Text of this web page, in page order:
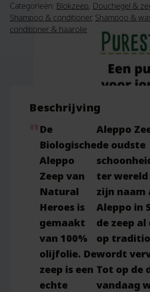
Categorieën: Blokzeep, Douchegel &
Shampoo & conditioner, Shampoo &
conditioner & haarolie
Beschrijving
De
Biologische
Aleppo
Zeep van
Natural
Heroes is
gemaakt
van 100%
olijfolie. De
zeep is een
echte
Aleppo
de oudste
ter wereld
zijn naam
Aleppo in
de zeep al
op
wordt
Tot op de
vandaag